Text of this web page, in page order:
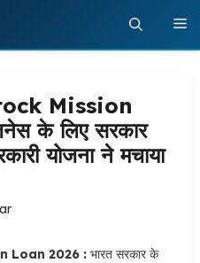
Mission
के लिए सरकार
योजना ने मचाया
Loan 2026 :भारत सरकार के